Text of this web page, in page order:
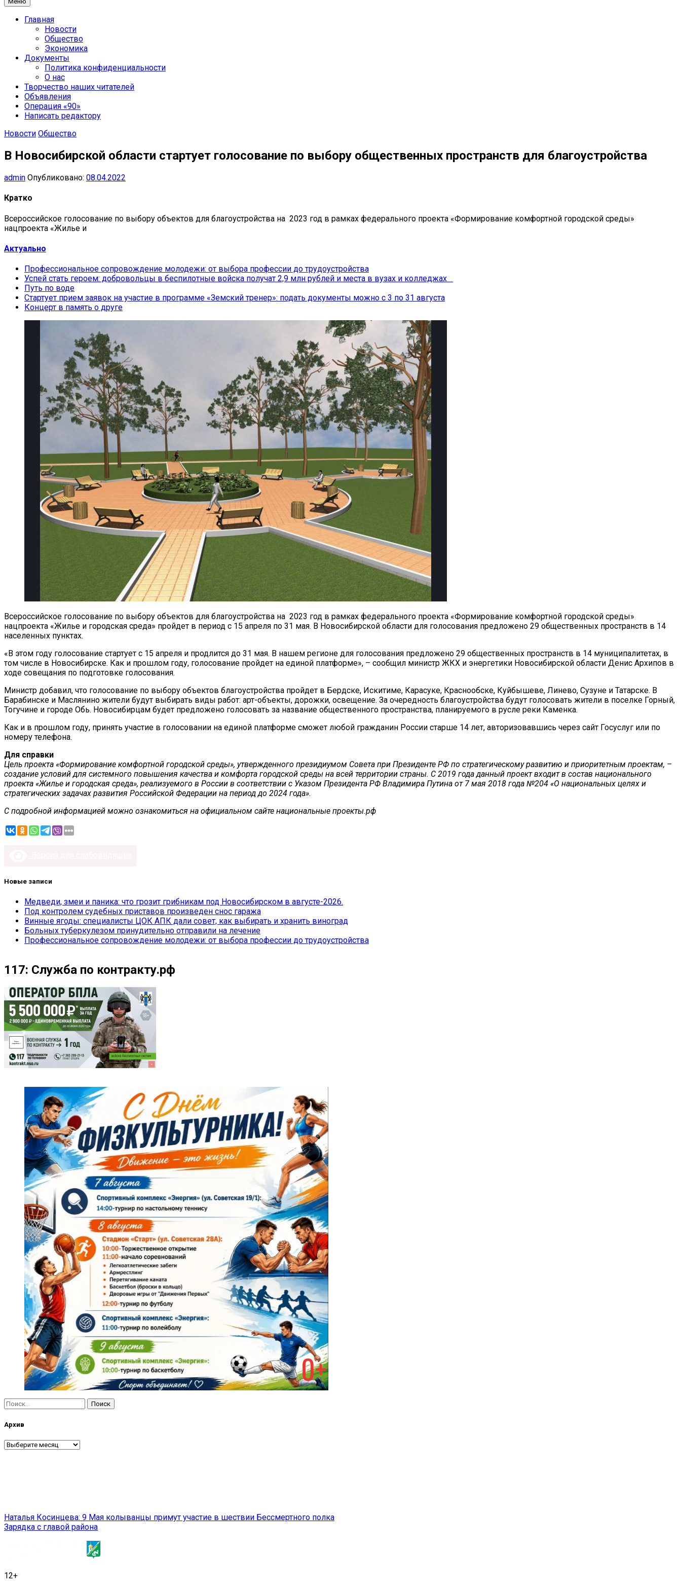
Главная
Новости
Общество
Экономика
Документы
Политика конфиденциальности
О нас
Творчество наших читателей
Объявления
Операция «90»
Написать редактору
Новости Общество
В Новосибирской области стартует голосование по выбору общественных пространств для благоустройства
admin Опубликовано: 08.04.2022
Кратко
Всероссийское голосование по выбору объектов для благоустройства на 2023 год в рамках федерального проекта «Формирование комфортной городской среды»
нацпроекта «Жилье и
Актуально
Профессиональное сопровождение молодежи: от выбора профессии до трудоустройства
Успей стать героем: добровольцы в беспилотные войска получат 2,9 млн рублей и места в вузах и колледжах
Путь по воде
Стартует прием заявок на участие в программе «Земский тренер»: подать документы можно с 3 по 31 августа
Концерт в память о друге
Всероссийское голосование по выбору объектов для благоустройства на 2023 год в рамках федерального проекта «Формирование комфортной городской среды»
нацпроекта «Жилье и городская среда» пройдет в период с 15 апреля по 31 мая. В Новосибирской области для голосования предложено 29 общественных пространств в 14
населенных пунктах.
«В этом году голосование стартует с 15 апреля и продлится до 31 мая. В нашем регионе для голосования предложено 29 общественных пространств в 14 муниципалитетах, в
том числе в Новосибирске. Как и прошлом году, голосование пройдет на единой платформе», – сообщил министр ЖКХ и энергетики Новосибирской области Денис Архипов в
ходе совещания по подготовке голосования.
Министр добавил, что голосование по выбору объектов благоустройства пройдет в Бердске, Искитиме, Карасуке, Краснообске, Куйбышеве, Линево, Сузуне и Татарске. В
Барабинске и Маслянино жители будут выбирать виды работ: арт-объекты, дорожки, освещение. За очередность благоустройства будут голосовать жители в поселке Горный,
Тогучине и городе Обь. Новосибирцам будет предложено голосовать за название общественного пространства, планируемого в русле реки Каменка.
Как и в прошлом году, принять участие в голосовании на единой платформе сможет любой гражданин России старше 14 лет, авторизовавшись через сайт Госуслуг или по
номеру телефона.
Для справки
Цель проекта «Формирование комфортной городской среды», утвержденного президиумом Совета при Президенте РФ по стратегическому развитию и приоритетным проектам, –
создание условий для системного повышения качества и комфорта городской среды на всей территории страны. С 2019 года данный проект входит в состав национального
проекта «Жилье и городская среда», реализуемого в России в соответствии с Указом Президента РФ Владимира Путина от 7 мая 2018 года №204 «О национальных целях и
стратегических задачах развития Российской Федерации на период до 2024 года».
С подробной информацией можно ознакомиться на официальном сайте национальные проекты.рф
Новые записи
Медведи, змеи и паника: что грозит грибникам под Новосибирском в августе-2026.
Под контролем судебных приставов произведен снос гаража
Винные ягоды: специалисты ЦОК АПК дали совет, как выбирать и хранить виноград
Больных туберкулезом принудительно отправили на лечение
Профессиональное сопровождение молодежи: от выбора профессии до трудоустройства
117: Служба по контракту.рф
Найти:
Архив
Архив
Навигация
по
Наталья Косинцева: 9 Мая колыванцы примут участие в шествии Бессмертного полка
Зарядка с главой района
12+